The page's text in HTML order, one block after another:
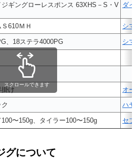
ジギングローレスポンス 63XHS－S・V ダイ
610ＭＨ シマ
、18ステラ4000PG シマ
け
オー
ハヤ
〜150g、タイラー100〜150g セブ
スクロールできます
グについて